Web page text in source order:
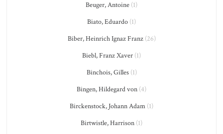
Beuger, Antoine (1)
Biato, Eduardo (1)
Biber, Heinrich Ignaz Franz(26)
Biebl, Franz Xaver (1)
Binchois, Gilles(1)
Bingen, Hildegard von (4)
Birckenstock, Johann Adam (1)
Birtwistle, Harrison (1)